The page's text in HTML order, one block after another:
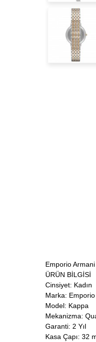
Emporio
ÜRÜN BİLGİSİ
Cinsiyet: Kadın
Marka:
Model: Kappa
Mekanizma:
Garanti: 2 Yıl
Kasa Çapı: 32